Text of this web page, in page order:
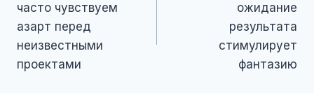
часто чувствуем
азарт перед
неизвестными
проектами
ожидание
результата
стимулирует
фантазию